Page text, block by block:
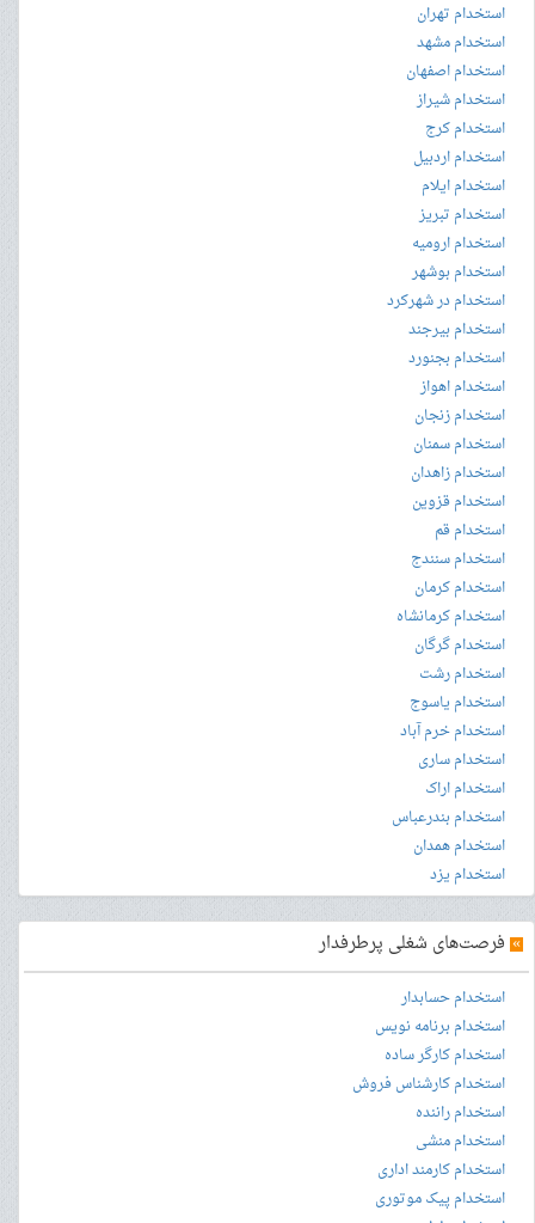
استخدام تهران
استخدام مشهد
استخدام اصفهان
استخدام شیراز
استخدام کرج
استخدام اردبیل
استخدام ایلام
استخدام تبریز
استخدام ارومیه
استخدام بوشهر
استخدام در شهرکرد
استخدام بیرجند
استخدام بجنورد
استخدام اهواز
استخدام زنجان
استخدام سمنان
استخدام زاهدان
استخدام قزوین
استخدام قم
استخدام سنندج
استخدام کرمان
استخدام کرمانشاه
استخدام گرگان
استخدام رشت
استخدام یاسوج
استخدام خرم آباد
استخدام ساری
استخدام اراک
استخدام بندرعباس
استخدام همدان
استخدام یزد
» فرصت‌های شغلی پرطرفدار
استخدام حسابدار
استخدام برنامه نویس
استخدام کارگر ساده
استخدام کارشناس فروش
استخدام راننده
استخدام منشی
استخدام کارمند اداری
استخدام پیک موتوری